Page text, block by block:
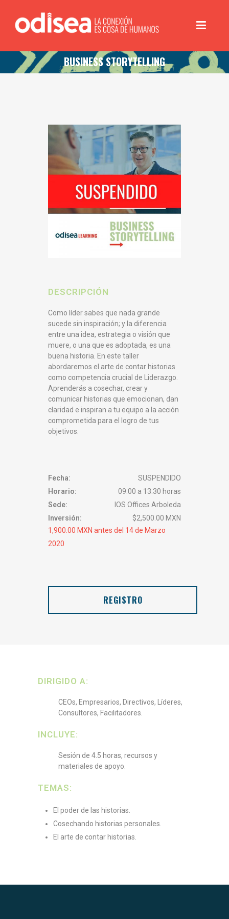
BUSINESS STORYTELLING
DESCRIPCIÓN
Como líder sabes que nada grande
sucede sin inspiración; y la diferencia
entre una idea, estrategia o visión que
muere, o una que es adoptada, es una
buena historia. En este taller
abordaremos el arte de contar historias
como competencia crucial de Liderazgo.
Aprenderás a cosechar, crear y
comunicar historias que emocionan, dan
claridad e inspiran a tu equipo a la acción
comprometida para el logro de tus
objetivos.
Fecha:
SUSPENDIDO
Horario:
09:00 a 13:30 horas
Sede:
IOS Offices Arboleda
Inversión:
$2,500.00 MXN
1,900.00 MXN antes del 14 de Marzo
2020
REGISTRO
DIRIGIDO A:
CEOs, Empresarios, Directivos, Líderes,
Consultores, Facilitadores.
INCLUYE:
Sesión de 4.5 horas, recursos y
materiales de apoyo.
TEMAS:
El poder de las historias.
Cosechando historias personales.
El arte de contar historias.